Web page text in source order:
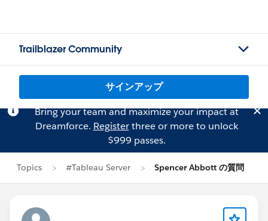
Trailblazer Community
サインアップ
Bring your team and maximize your impact at
Dreamforce. Registerthree or more to unlock
$999 passes.
Topics #Tableau Server Spencer Abbott の質問